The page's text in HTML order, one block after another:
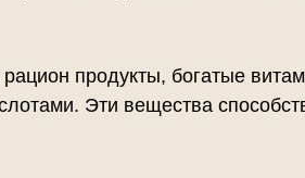
продукты, богатые
Эти вещества